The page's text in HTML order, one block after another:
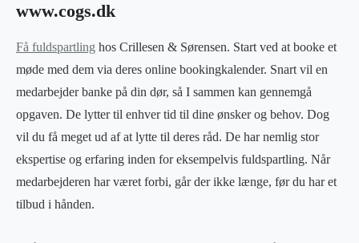
www.cogs.dk
Få fuldspartling hos Crillesen & Sørensen. Start ved at booke et
møde med dem via deres online bookingkalender. Snart vil en
medarbejder banke på din dør, så I sammen kan gennemgå
opgaven. De lytter til enhver tid til dine ønsker og behov. Dog
vil du få meget ud af at lytte til deres råd. De har nemlig stor
ekspertise og erfaring inden for eksempelvis fuldspartling. Når
medarbejderen har været forbi, går der ikke længe, før du har et
tilbud i hånden.